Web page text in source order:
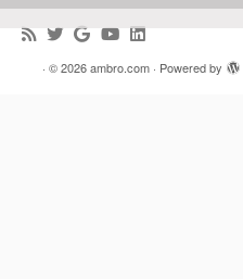
· © 2026ambro.com · Powered by